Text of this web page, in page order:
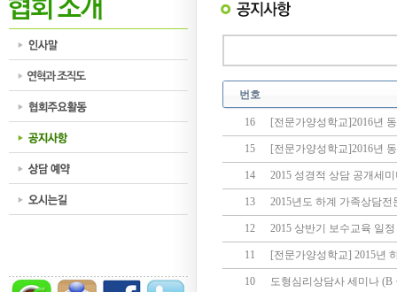
번호
16 [전문가양성학교]2016년
15 [전문가양성학교]2016년
14 2015 성경적 상담 공개세
13 2015년도 하계 가족상담
12 2015 상반기 보수교육 일
11 [전문가양성학교] 2015년
10 도형심리상담사 세미나 (B